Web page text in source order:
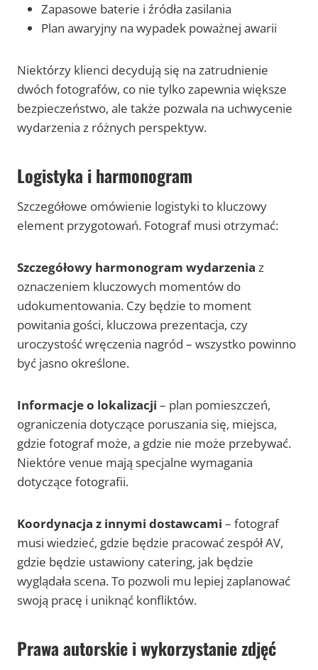
Zapasowe baterie i źródła zasilania
Plan awaryjny na wypadek poważnej awarii
Niektórzy klienci decydują się na zatrudnienie
dwóch fotografów, co nie tylko zapewnia większe
bezpieczeństwo, ale także pozwala na uchwycenie
wydarzenia z różnych perspektyw.
Logistyka i harmonogram
Szczegółowe omówienie logistyki to kluczowy
element przygotowań. Fotograf musi otrzymać:
Szczegółowy harmonogram wydarzenia z
oznaczeniem kluczowych momentów do
udokumentowania. Czy będzie to moment
powitania gości, kluczowa prezentacja, czy
uroczystość wręczenia nagród – wszystko powinno
być jasno określone.
Informacje o lokalizacji – plan pomieszczeń,
ograniczenia dotyczące poruszania się, miejsca,
gdzie fotograf może, a gdzie nie może przebywać.
Niektóre venue mają specjalne wymagania
dotyczące fotografii.
Koordynacja z innymi dostawcami – fotograf
musi wiedzieć, gdzie będzie pracować zespół AV,
gdzie będzie ustawiony catering, jak będzie
wyglądała scena. To pozwoli mu lepiej zaplanować
swoją pracę i uniknąć konfliktów.
Prawa autorskie i wykorzystanie zdjęć